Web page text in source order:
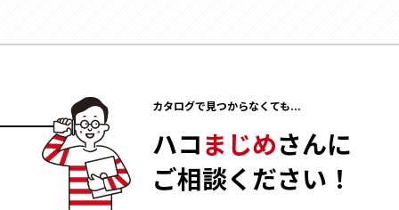
3 . March
2 . February
1 . January
6 . June
2 . February
1 . January
1 . January
7 . July
5 . May
4 . April
8 . August
7 . July
6 . June
5 . May
カタログで見つからなくても...
ハコまじめさんに
ご相談ください！